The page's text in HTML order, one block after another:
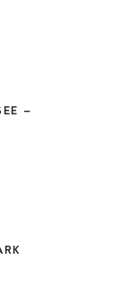
–